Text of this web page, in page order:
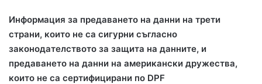
Информация за предаването на данни на трети
страни, които не са сигурни съгласно
законодателството за защита на данните, и
предаването на данни на американски дружества,
които не са сертифицирани по DPF